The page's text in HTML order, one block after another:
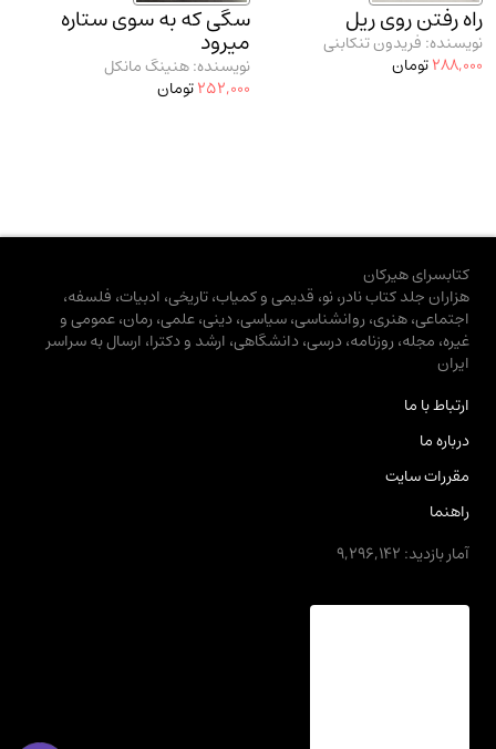
راه رفتن روی ریل
نویسنده: فریدون تنکابنی
288,000تومان
سگی که به سوی ستاره
میرود
نویسنده: هنینگ مانکل
252,000تومان
کتابسرای هیرکان
هزاران جلد کتاب نادر، نو، قدیمی و کمیاب، تاریخی، ادبیات، فلسفه،
اجتماعی، هنری، روانشناسی، سیاسی، دینی، علمی، رمان، عمومی و
غیره، مجله، روزنامه، درسی، دانشگاهی، ارشد و دکترا، ارسال به سراسر
ایران
ارتباط با ما
درباره ما
مقررات سایت
راهنما
آمار بازدید: 9,296,142